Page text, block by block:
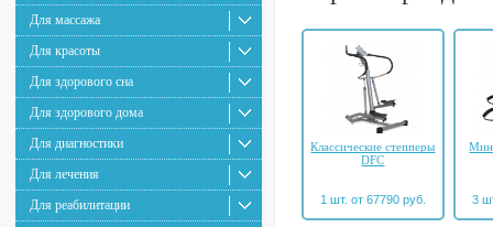
Для массажа
Для красоты
Для здорового сна
Для здорового дома
Для диагностики
Для лечения
Для реабилитации
Классические степперы
DFC
1 шт. от 67790 руб. 3